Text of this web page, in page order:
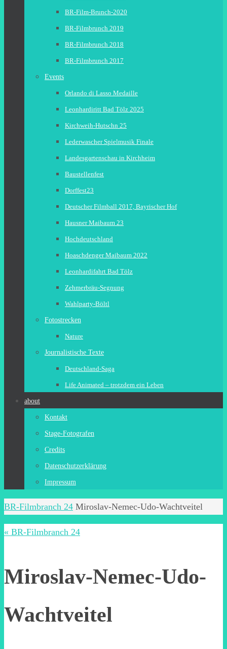
BR-Film-Brunch-2020
BR-Filmbrunch 2019
BR-Filmbrunch 2018
BR-Filmbrunch 2017
Events
Orlando di Lasso Medaille
Leonhardiritt Bad Tölz 2025
Kirchweih-Hutschn 25
Lederwascher Spielmusik Finale
Landesgartenschau in Kirchheim
Baustellenfest
Dorffest23
Deutscher Filmball 2017, Bayrischer Hof
Hausner Maibaum 23
Hochdeutschland
Hoaschdenger Maibaum 2022
Leonhardifahrt Bad Tölz
Zehmerbräu-Segnung
Wahlparty-Böltl
Fotostrecken
Nature
Journalistische Texte
Deutschland-Saga
Life Animated – trotzdem ein Leben
about
Kontakt
Stage-Fotografen
Credits
Datenschutzerklärung
Impressum
Start
BR-Filmbranch 24 Miroslav-Nemec-Udo-Wachtveitel
« BR-Filmbranch 24
Miroslav-Nemec-Udo-
Wachtveitel